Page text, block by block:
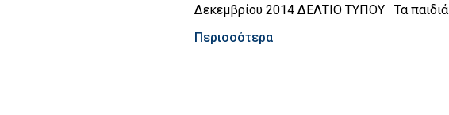
Δεκεμβρίου 2014 ΔΕΛΤΙΟ ΤΥΠΟΥ Τα παιδιά
Περισσότερα